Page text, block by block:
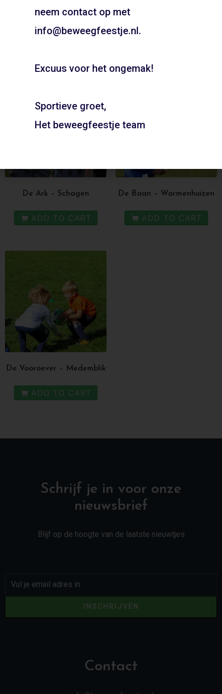
Burgemeester in ‘t
Cornelis Geelvinckstraat –
De Ark – Schagen
ADD TO CART
De Baan – Warmenhuizen
ADD TO CART
De Vooroever – Medemblik
ADD TO CART
Schrijf je in voor onze
nieuwsbrief
Blijf op de hoogte van de laatste nieuwtjes
INSCHRIJVEN
Contact
06 21 89 71 85
neem contact op met
info@beweegfeestje.nl.
Excuus voor het ongemak!
Sportieve groet,
Het beweegfeestje team